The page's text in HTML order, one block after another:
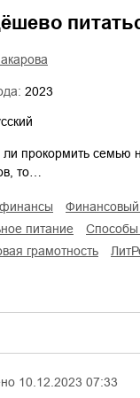
2023
ли прокормить семью
то…
финансы
питание
грамотность
10.12.2023 07:33